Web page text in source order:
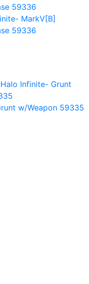
MarkV[B]
59336
w/Weapon 59335